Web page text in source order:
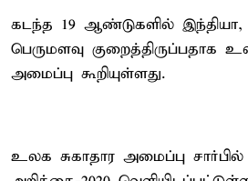
கடந்த 19 ஆண்டுகளில்
பெருமளவு குறைத்திருப்பதாக
அமைப்பு கூறியுள்ளது.
உலக சுகாதார அமைப்பு